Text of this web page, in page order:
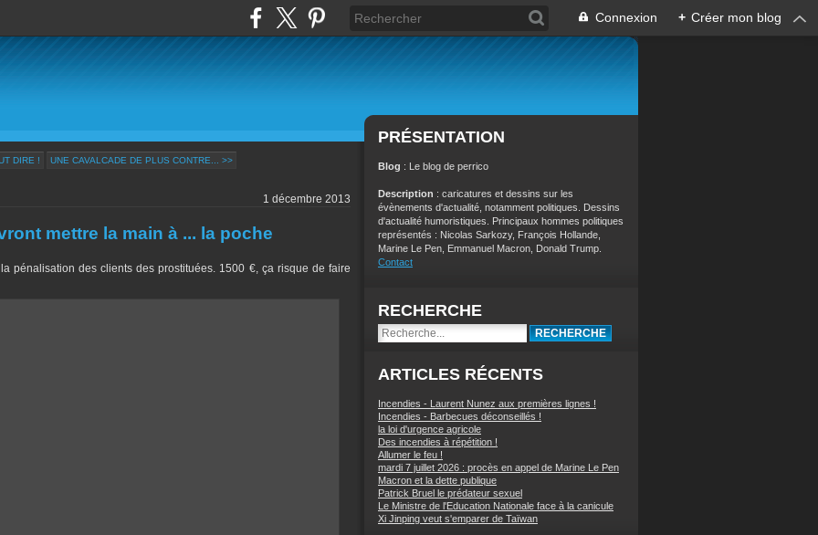
Connexion + Créer mon blog
DIRE ! UNE CAVALCADE DE PLUS CONTRE... >>
1 décembre 2013
mettre la main à ... la poche
pénalisation des clients des prostituées. 1500 €, ça risque de faire
PRÉSENTATION
Blog : Le blog de perrico
Description : caricatures et dessins sur les
évènements d'actualité, notamment politiques. Dessins
d'actualité humoristiques. Principaux hommes politiques
représentés : Nicolas Sarkozy, François Hollande,
Marine Le Pen, Emmanuel Macron, Donald Trump.
Contact
RECHERCHE
ARTICLES RÉCENTS
Incendies - Laurent Nunez aux premières lignes !
Incendies - Barbecues déconseillés !
la loi d'urgence agricole
Des incendies à répétition !
Allumer le feu !
mardi 7 juillet 2026 : procès en appel de Marine Le Pen
Macron et la dette publique
Patrick Bruel le prédateur sexuel
Le Ministre de l'Education Nationale face à la canicule
Xi Jinping veut s'emparer de Taïwan